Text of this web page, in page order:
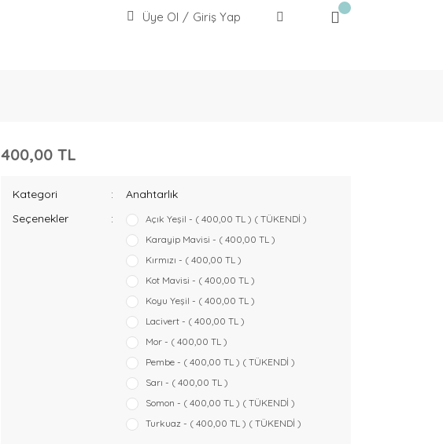
Üye Ol / Giriş Yap
400,00 TL
Kategori
Anahtarlık
Seçenekler
Açık Yeşil - ( 400,00 TL ) ( TÜKENDİ )
Karayip Mavisi - ( 400,00 TL )
Kırmızı - ( 400,00 TL )
Kot Mavisi - ( 400,00 TL )
Koyu Yeşil - ( 400,00 TL )
Lacivert - ( 400,00 TL )
Mor - ( 400,00 TL )
Pembe - ( 400,00 TL ) ( TÜKENDİ )
Sarı - ( 400,00 TL )
Somon - ( 400,00 TL ) ( TÜKENDİ )
Turkuaz - ( 400,00 TL ) ( TÜKENDİ )